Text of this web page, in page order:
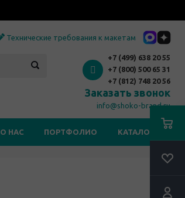
Технические требования к макетам
+7 (499) 638 20 55
+7 (800) 500 65 31
+7 (812) 748 20 56
Заказать звонок
info@shoko-brand.ru
О НАС ПОРТФОЛИО КАТАЛОГИ